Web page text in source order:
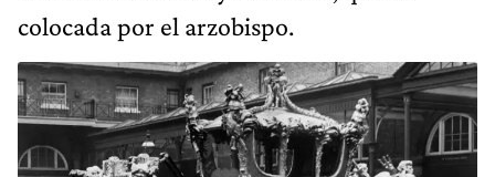
colocada por el arzobispo.